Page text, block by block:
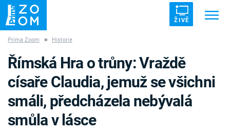
ŽIVĚ
ZÁHADY VETŘELCI DÁVNOVĚKU
Prima Zoom ■ Historie
Římská Hra o trůny: Vraždě
císaře Claudia, jemuž se všichni
smáli, předcházela nebývalá
smůla v lásce